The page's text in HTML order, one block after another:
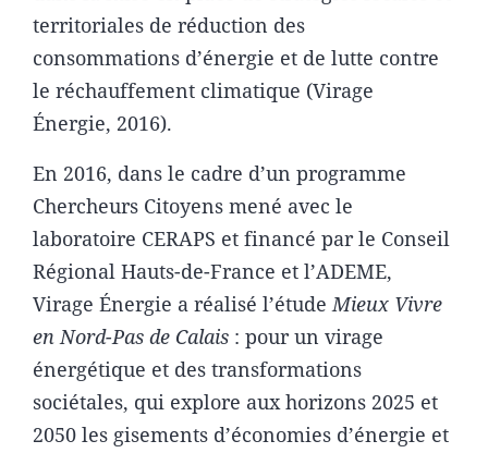
territoriales de réduction des
consommations d’énergie et de lutte contre
le réchauffement climatique (Virage
Énergie, 2016).
En 2016, dans le cadre d’un programme
Chercheurs Citoyens mené avec le
laboratoire CERAPS et financé par le Conseil
Régional Hauts-de-France et l’ADEME,
Virage Énergie a réalisé l’étudeMieux Vivre
en Nord-Pas de Calais : pour un virage
énergétique et des transformations
sociétales, qui explore aux horizons 2025 et
2050 les gisements d’économies d’énergie et